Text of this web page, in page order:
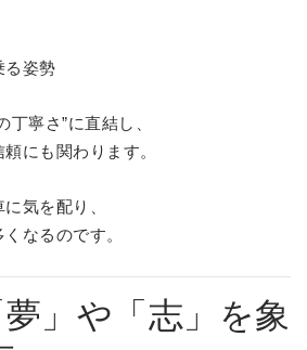
る姿勢
丁寧さ”に直結し、
にも関わります。
気を配り、
なるのです。
」や「志」を象